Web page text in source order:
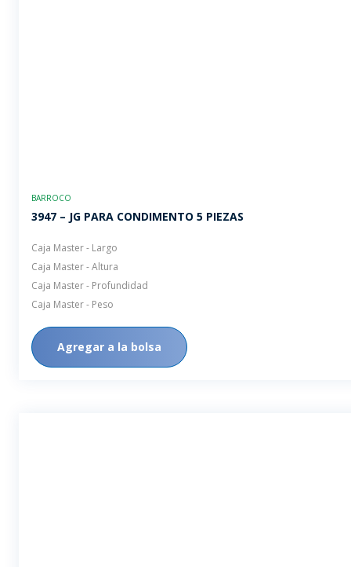
BARROCO
3947 – JG PARA CONDIMENTO 5 PIEZAS
Caja Master - Largo
Caja Master - Altura
Caja Master - Profundidad
Caja Master - Peso
Agregar a la bolsa